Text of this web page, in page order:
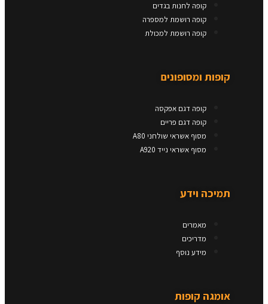
קופה לחנות בגדים
קופה רושמת למספרה
קופה רושמת למכולת
קופות ומסופונים
קופה דגם אפקסה
קופה דגם פריים
מסוף אשראי שולחני A80
מסוף אשראי נייד A920
תמיכה וידע
מאמרים
מדריכים
מידע נוסף
אומגה קופות​